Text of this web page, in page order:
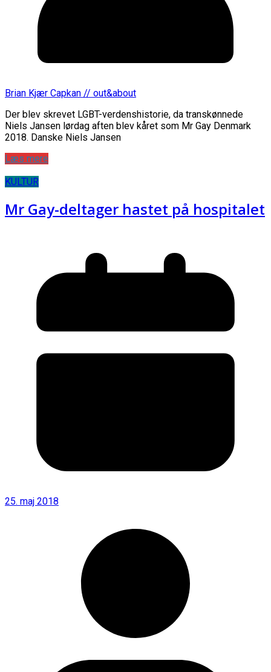
Brian Kjær Capkan // out&about
Der blev skrevet LGBT-verdenshistorie, da transkønnede
Niels Jansen lørdag aften blev kåret som Mr Gay Denmark
2018. Danske Niels Jansen
Læs mere
KULTUR
Mr Gay-deltager hastet på hospitalet
25. maj 2018